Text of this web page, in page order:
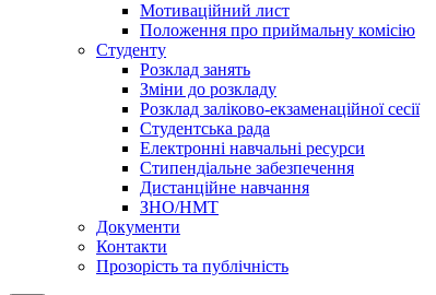
Мотиваційний лист
Положення про приймальну комісію
Студенту
Розклад занять
Зміни до розкладу
Розклад заліково-екзаменаційної сесії
Студентська рада
Електронні навчальні ресурси
Стипендіальне забезпечення
Дистанційне навчання
ЗНО/НМТ
Документи
Контакти
Прозорість та публічність